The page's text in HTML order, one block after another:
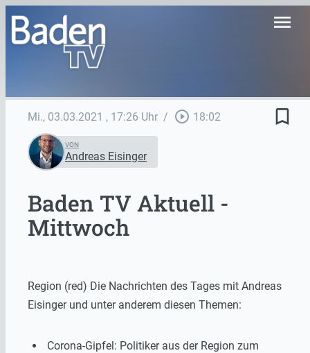
menu
Mi., 03.03.2021 , 17:26 Uhr / play_circle_outline 18:02 bookmark_border
VON
Andreas Eisinger
Baden TV Aktuell -
Mittwoch
Region (red) Die Nachrichten des Tages mit Andreas
Eisinger und unter anderem diesen Themen:
Corona-Gipfel: Politiker aus der Region zum